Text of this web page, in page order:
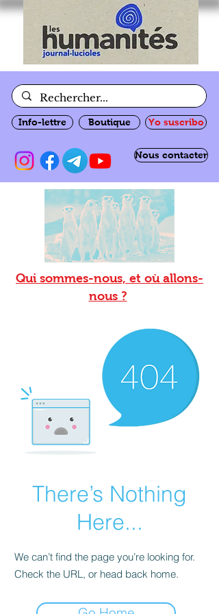
Info-lettre Boutique Yo suscribo
Nous contacter
Qui sommes-nous, et où allons-
nous ?
There’s Nothing
Here...
We can’t find the page you’re looking for.
Check the URL, or head back home.